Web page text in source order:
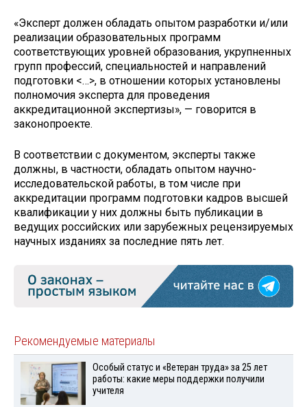
«Эксперт должен обладать опытом разработки и/или
реализации образовательных программ
соответствующих уровней образования, укрупненных
групп профессий, специальностей и направлений
подготовки <…>, в отношении которых установлены
полномочия эксперта для проведения
аккредитационной экспертизы», — говорится в
законопроекте.
В соответствии с документом, эксперты также
должны, в частности, обладать опытом научно-
исследовательской работы, в том числе при
аккредитации программ подготовки кадров высшей
квалификации у них должны быть публикации в
ведущих российских или зарубежных рецензируемых
научных изданиях за последние пять лет.
Рекомендуемые материалы
Особый статус и «Ветеран труда» за 25 лет
работы: какие меры поддержки получили
учителя